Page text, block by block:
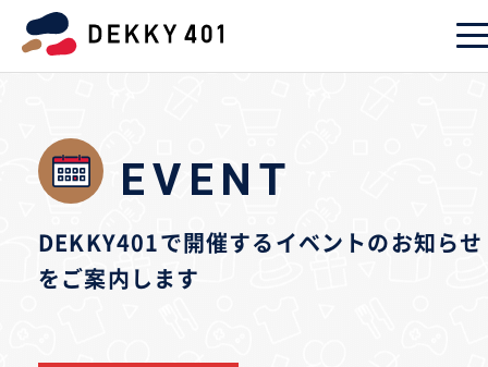
EVENT
DEKKY401で開催するイベントのお知らせ
をご案内します